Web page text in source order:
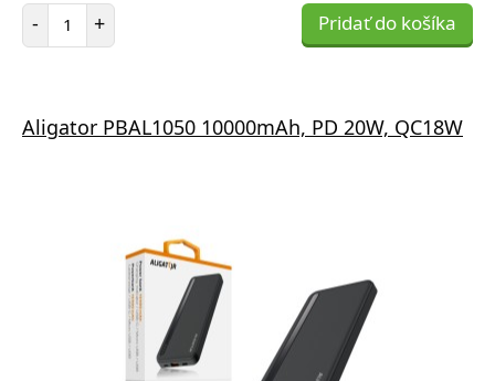
- Počet položiek
+ Pridať do košíka
Aligator PBAL1050 10000mAh, PD 20W, QC18W